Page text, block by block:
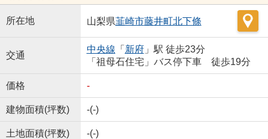
所在地 山梨県韮崎市藤井町北下條
交通
中央線 「 新府」駅 徒歩23分
「祖母石住宅」バス停下車 徒歩19分
価格 -
建物面積(坪数) -(-)
土地面積(坪数) -(-)